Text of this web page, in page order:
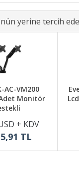
yerine tercih
AC-VM200
Monitör
+ KDV
TL